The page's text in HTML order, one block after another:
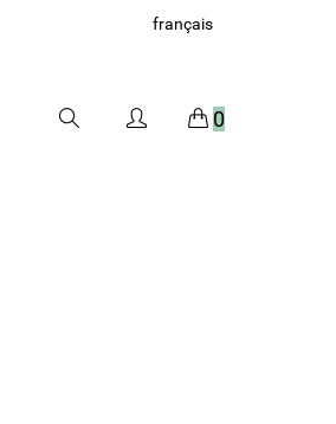
français
0